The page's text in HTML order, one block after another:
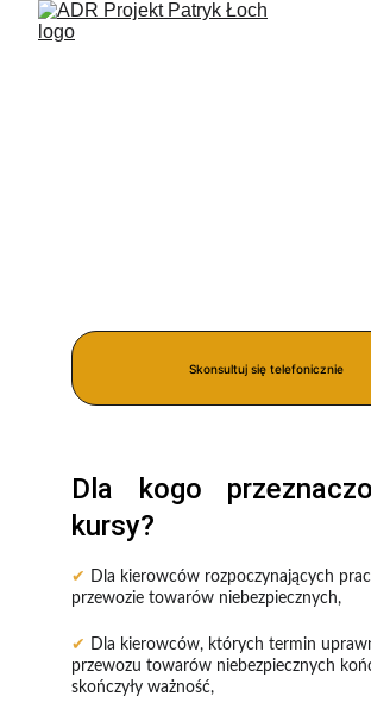
Skonsultuj się telefonicznie
Dla kogo
kursy?
✔ Dla kierowców rozpoczynających
przewozie towarów niebezpiecznych,
✔ Dla kierowców, których termin
przewozu towarów niebezpiecznych
skończyły ważność,